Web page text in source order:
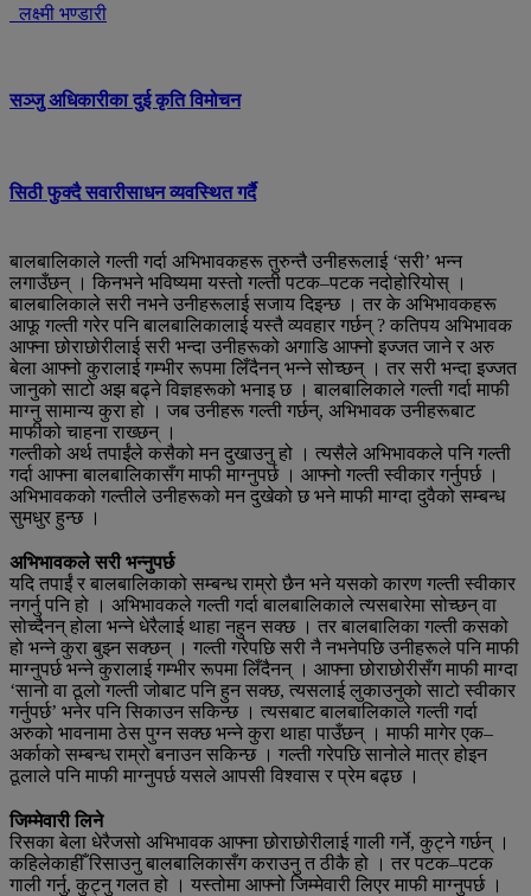
लक्ष्मी भण्डारी
सञ्जु अधिकारीका दुई कृति विमोचन
सिठी फुक्दै सवारीसाधन व्यवस्थित गर्दै
बालबालिकाले गल्ती गर्दा अभिभावकहरू तुरुन्तै उनीहरूलाई ‘सरी’ भन्न
लगाउँछन् । किनभने भविष्यमा यस्तो गल्ती पटक–पटक नदोहोरियोस् ।
बालबालिकाले सरी नभने उनीहरूलाई सजाय दिइन्छ । तर के अभिभावकहरू
आफू गल्ती गरेर पनि बालबालिकालाई यस्तै व्यवहार गर्छन् ? कतिपय अभिभावक
आफ्ना छोराछोरीलाई सरी भन्दा उनीहरूको अगाडि आफ्नो इज्जत जाने र अरु
बेला आफ्नो कुरालाई गम्भीर रूपमा लिँदैनन् भन्ने सोच्छन् । तर सरी भन्दा इज्जत
जानुको साटो अझ बढ्ने विज्ञहरूको भनाइ छ । बालबालिकाले गल्ती गर्दा माफी
माग्नु सामान्य कुरा हो । जब उनीहरू गल्ती गर्छन्, अभिभावक उनीहरूबाट
माफीको चाहना राख्छन् ।
गल्तीको अर्थ तपाईंले कसैको मन दुखाउनु हो । त्यसैले अभिभावकले पनि गल्ती
गर्दा आफ्ना बालबालिकासँग माफी माग्नुपर्छ । आफ्नो गल्ती स्वीकार गर्नुपर्छ ।
अभिभावकको गल्तीले उनीहरूको मन दुखेको छ भने माफी माग्दा दुवैको सम्बन्ध
सुमधुर हुन्छ ।
अभिभावकले सरी भन्नुपर्छ
यदि तपाईं र बालबालिकाको सम्बन्ध राम्रो छैन भने यसको कारण गल्ती स्वीकार
नगर्नु पनि हो । अभिभावकले गल्ती गर्दा बालबालिकाले त्यसबारेमा सोच्छन् वा
सोच्दैनन् होला भन्ने धेरैलाई थाहा नहुन सक्छ । तर बालबालिका गल्ती कसको
हो भन्ने कुरा बुझ्न सक्छन् । गल्ती गरेपछि सरी नै नभनेपछि उनीहरूले पनि माफी
माग्नुपर्छ भन्ने कुरालाई गम्भीर रूपमा लिँदैनन् । आफ्ना छोराछोरीसँग माफी माग्दा
‘सानो वा ठूलो गल्ती जोबाट पनि हुन सक्छ, त्यसलाई लुकाउनुको साटो स्वीकार
गर्नुपर्छ’ भनेर पनि सिकाउन सकिन्छ । त्यसबाट बालबालिकाले गल्ती गर्दा
अरुको भावनामा ठेस पुग्न सक्छ भन्ने कुरा थाहा पाउँछन् । माफी मागेर एक–
अर्काको सम्बन्ध राम्रो बनाउन सकिन्छ । गल्ती गरेपछि सानोले मात्र होइन
ठूलाले पनि माफी माग्नुपर्छ यसले आपसी विश्वास र प्रेम बढ्छ ।
जिम्मेवारी लिने
रिसका बेला धेरैजसो अभिभावक आफ्ना छोराछोरीलाई गाली गर्ने, कुट्ने गर्छन् ।
कहिलेकाहीँ रिसाउनु बालबालिकासँग कराउनु त ठीकै हो । तर पटक–पटक
गाली गर्नु, कुट्नु गलत हो । यस्तोमा आफ्नो जिम्मेवारी लिएर माफी माग्नुपर्छ ।